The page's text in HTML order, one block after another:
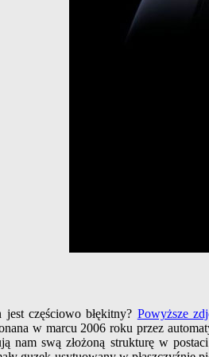
jest częściowo błękitny? Powyższe
w marcu 2006 roku przez
nam swą złożoną strukturę w